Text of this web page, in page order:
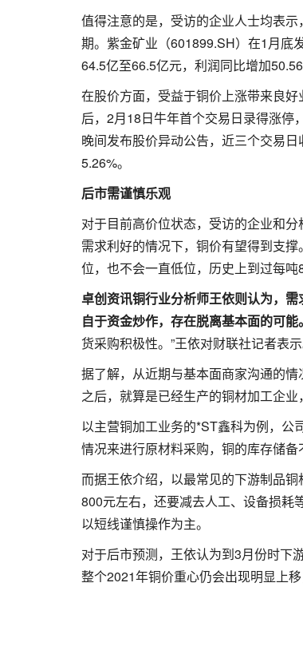
值得注意的是，受访的企业人士均表
期。紫金矿业（601899.SH）在1月底
64.5亿至66.5亿元，利润同比增加
在股价方面，受益于铜价上涨带来良
后，2月18日牛年首个交易日录得涨停
晚间发布股价异动公告，近三个交易
5.26%。
后市需谨慎乐观
对于目前高价位状态，受访的企业和
需求利好的情况下，铜价有望得到支
位，也不会一直低位，历史上到过每
卓创资讯铜行业分析师王依则认为，
自于资金炒作，存在脱离基本面的可能。
货采购积极性。”王依对财联社记者表示
据了解，从近期与基本面商家沟通的
之后，就算是已经生产的铜材加工企业
以主营铜加工业务的*ST鑫科为例，公
情况来进行原材料采购，铜的库存储备
而据王依介绍，以最常见的下游制品
800元左右，还要减去人工、设备损耗
以短线谨慎操作为主。
对于后市预测，王依认为到3月份时下
整个2021年铜价重心仍会出现明显上